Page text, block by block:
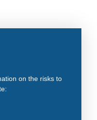
on the risks to